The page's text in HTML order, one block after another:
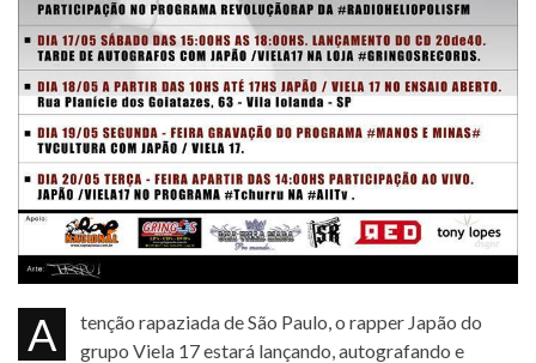
Atenção rapaziada de São Paulo, o rapper Japão do
grupo Viela 17 estará lançando, autografando e